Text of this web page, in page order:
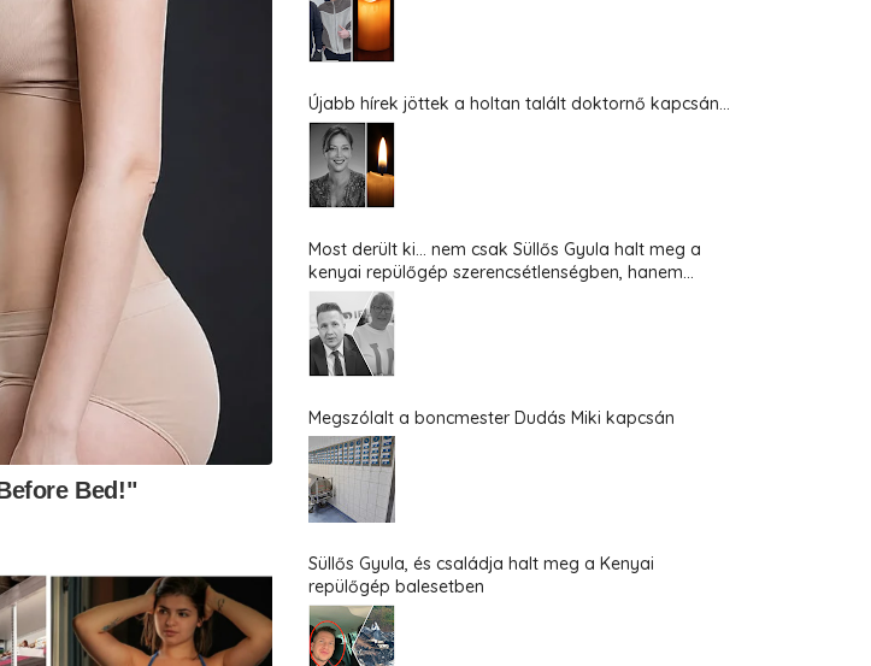
Újabb hírek jöttek a holtan talált doktornő kapcsán...
Most derült ki... nem csak Süllős Gyula halt meg a
kenyai repülőgép szerencsétlenségben, hanem...
Megszólalt a boncmester Dudás Miki kapcsán
Süllős Gyula, és családja halt meg a Kenyai
repülőgép balesetben